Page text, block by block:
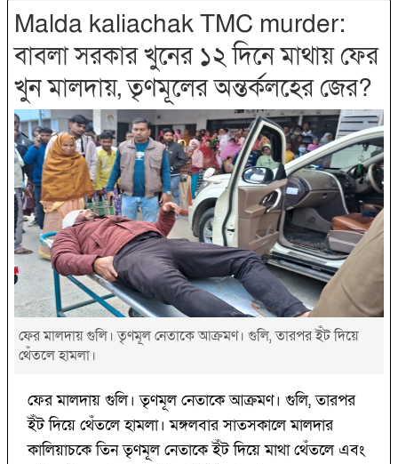
Malda kaliachak TMC murder:
বাবলা সরকার খুনের ১২ দিনে মাথায় ফের
খুন মালদায়, তৃণমূলের অন্তর্কলহের জের?
ফের মালদায় গুলি। তৃণমূল নেতাকে আক্রমণ। গুলি, তারপর ইঁট দিয়ে
থেঁতলে হামলা।
ফের মালদায় গুলি। তৃণমূল নেতাকে আক্রমণ। গুলি, তারপর
ইঁট দিয়ে থেঁতলে হামলা। মঙ্গলবার সাতসকালে মালদার
কালিয়াচকে তিন তৃণমূল নেতাকে ইঁট দিয়ে মাথা থেঁতলে এবং